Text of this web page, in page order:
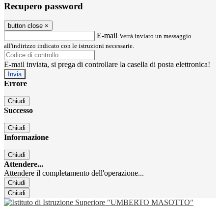
Recupero password
button close ×
E-mail Verrà inviato un messaggio
all'indirizzo indicato con le istruzioni necessarie.
E-mail inviata, si prega di controllare la casella di posta elettronica!
Errore
Chiudi
Successo
Chiudi
Informazione
Chiudi
Attendere...
Attendere il completamento dell'operazione...
Chiudi
Chiudi